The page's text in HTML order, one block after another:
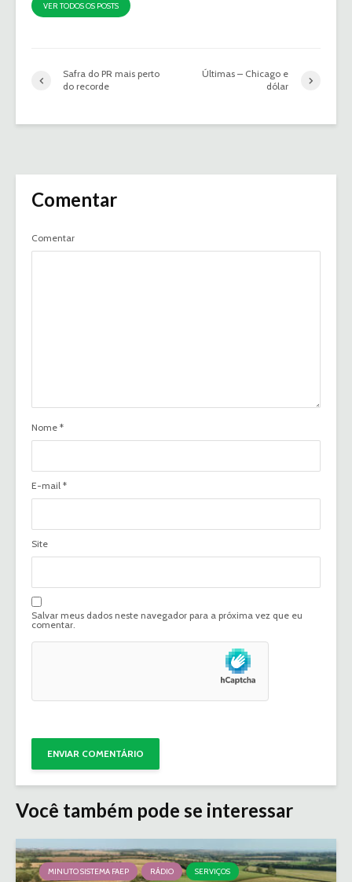
VER TODOS OS POSTS
Safra do PR mais perto
do recorde
Últimas – Chicago e
dólar
Comentar
Comentar
Nome *
E-mail *
Site
Salvar meus dados neste navegador para a próxima vez que eu
comentar.
Você também pode se interessar
MINUTO SISTEMA FAEP RÁDIO SERVIÇOS